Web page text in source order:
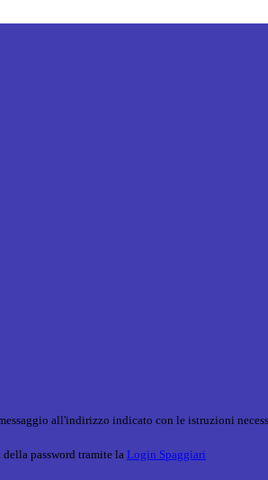
all'indirizzo indicato con le istruzioni
password tramite la Login Spaggiari